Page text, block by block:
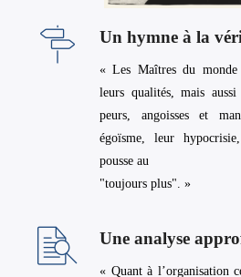
Un hymne à la
« Les Maîtres du monde
leurs qualités, mais
peurs, angoisses et
égoïsme, leur
pousse au
"toujours plus". »
Une analyse
« Quant à l’organisation